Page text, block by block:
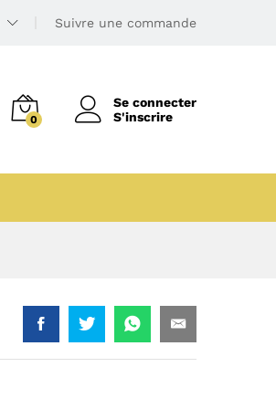
Suivre une commande
0
Se connecter
S'inscrire